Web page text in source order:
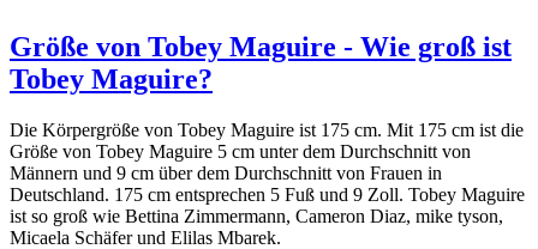
Größe von Tobey Maguire - Wie groß ist
Tobey Maguire?
Die Körpergröße von Tobey Maguire ist 175 cm. Mit 175 cm ist die
Größe von Tobey Maguire 5 cm unter dem Durchschnitt von
Männern und 9 cm über dem Durchschnitt von Frauen in
Deutschland. 175 cm entsprechen 5 Fuß und 9 Zoll. Tobey Maguire
ist so groß wie Bettina Zimmermann, Cameron Diaz, mike tyson,
Micaela Schäfer und Elilas Mbarek.